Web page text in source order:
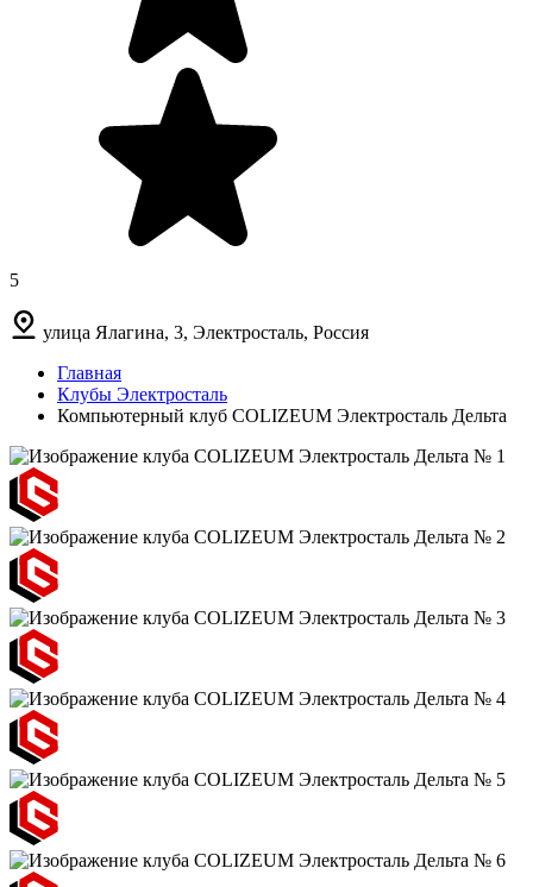
5
улица Ялагина, 3, Электросталь, Россия
Главная
Клубы Электросталь
Компьютерный клуб COLIZEUM Электросталь Дельта